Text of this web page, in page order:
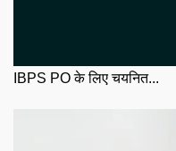
IBPS PO के लिए चयनित...